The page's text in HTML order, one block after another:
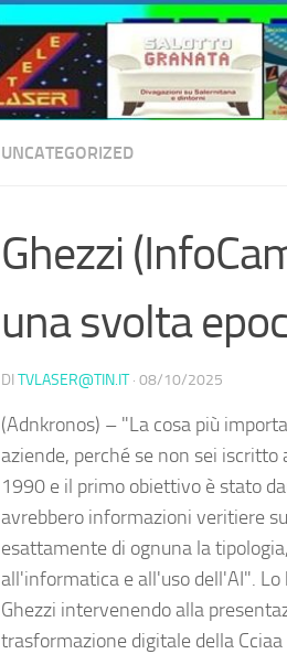
UNCATEGORIZED
Ghezzi
una svolta
DI TVLASER@TIN.IT · 08/10/2025
(Adnkronos) – "La cosa più
aziende, perché se non sei
1990 e il primo obiettivo è stato
avrebbero informazioni veritiere
esattamente di ognuna la
all'informatica e all'uso dell'AI".
Ghezzi intervenendo alla
trasformazione digitale della